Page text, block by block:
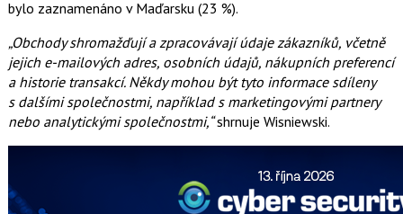
bylo zaznamenáno v Maďarsku (23 %).
„Obchody shromažďují a zpracovávají údaje zákazníků, včetně
jejich e-mailových adres, osobních údajů, nákupních preferencí
a historie transakcí. Někdy mohou být tyto informace sdíleny
s dalšími společnostmi, například s marketingovými partnery
nebo analytickými společnostmi,“shrnuje Wisniewski.